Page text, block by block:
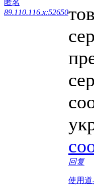
匿名
89.110.116.x:52650
回复
使用道